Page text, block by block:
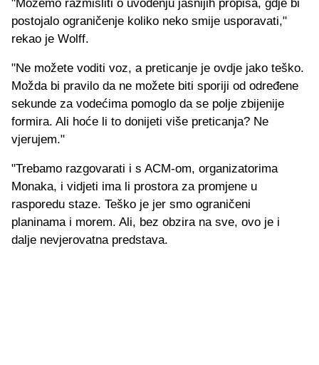
"Možemo razmisliti o uvođenju jasnijih propisa, gdje bi
postojalo ograničenje koliko neko smije usporavati,"
rekao je Wolff.
"Ne možete voditi voz, a preticanje je ovdje jako teško.
Možda bi pravilo da ne možete biti sporiji od određene
sekunde za vodećima pomoglo da se polje zbijenije
formira. Ali hoće li to donijeti više preticanja? Ne
vjerujem."
"Trebamo razgovarati i s ACM-om, organizatorima
Monaka, i vidjeti ima li prostora za promjene u
rasporedu staze. Teško je jer smo ograničeni
planinama i morem. Ali, bez obzira na sve, ovo je i
dalje nevjerovatna predstava.